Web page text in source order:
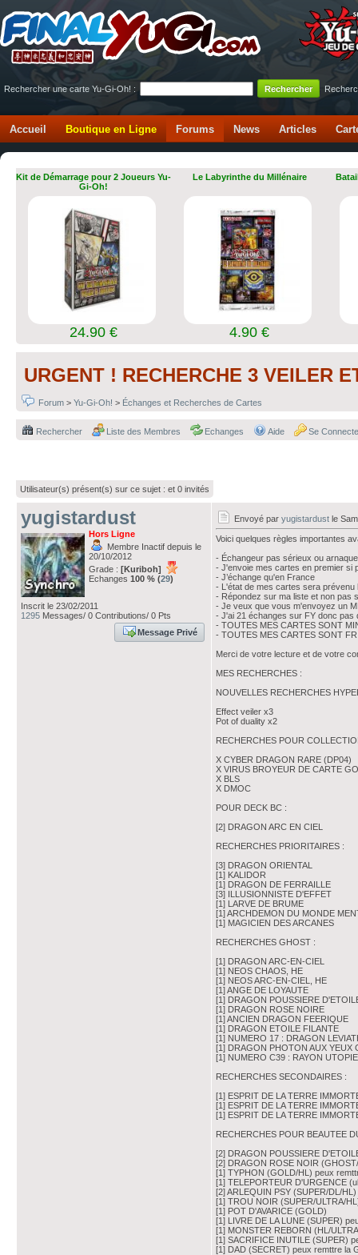
Rechercher une carte Yu-Gi-Oh! :
Accueil Boutique en Ligne Forums News Articles
Kit de Démarrage pour 2 Joueurs Yu-
Gi-Oh!
24.90 €
Le Labyrinthe du Millénaire
4.90 €
URGENT ! RECHERCHE 3 VEILER
Forum > Yu-Gi-Oh! > Échanges et Recherches de Cartes
Rechercher Liste des Membres Echanges Aide Se
Utilisateur(s) présent(s) sur ce sujet : et 0 invités
yugistardust
Hors Ligne
Membre Inactif depuis le
20/10/2012
Grade : [Kuriboh]
Echanges 100 % (29)
Inscrit le 23/02/2011
1295 Messages/ 0 Contributions/ 0 Pts
Message Privé
Envoyé par yugistardust le
Voici quelques règles importantes
- Échangeur pas sérieux ou
- J'envoie mes cartes en premier si
- J’échange qu'en France
- L'état de mes cartes sera prévenu
- Répondez sur ma liste et non pas
- Je veux que vous m'envoyez un
- J'ai 21 échanges sur FY donc pas
- TOUTES MES CARTES SONT
- TOUTES MES CARTES SONT
Merci de votre lecture et de votre
MES RECHERCHES :
NOUVELLES RECHERCHES
Effect veiler x3
Pot of duality x2
RECHERCHES POUR
X CYBER DRAGON RARE (DP04)
X VIRUS BROYEUR DE CARTE
X BLS
X DMOC
POUR DECK BC :
[2] DRAGON ARC EN CIEL
RECHERCHES PRIORITAIRES :
[3] DRAGON ORIENTAL
[1] KALIDOR
[1] DRAGON DE FERRAILLE
[3] ILLUSIONNISTE D'EFFET
[1] LARVE DE BRUME
[1] ARCHDEMON DU MONDE
[1] MAGICIEN DES ARCANES
RECHERCHES GHOST :
[1] DRAGON ARC-EN-CIEL
[1] NEOS CHAOS, HE
[1] NEOS ARC-EN-CIEL, HE
[1] ANGE DE LOYAUTE
[1] DRAGON POUSSIERE
[1] DRAGON ROSE NOIRE
[1] ANCIEN DRAGON FEERIQUE
[1] DRAGON ETOILE FILANTE
[1] NUMERO 17 : DRAGON
[1] DRAGON PHOTON AUX YEUX
[1] NUMERO C39 : RAYON UTOPIE
RECHERCHES SECONDAIRES :
[1] ESPRIT DE LA TERRE
[1] ESPRIT DE LA TERRE
[1] ESPRIT DE LA TERRE
RECHERCHES POUR BEAUTEE
[2] DRAGON POUSSIERE
[2] DRAGON ROSE NOIR
[1] TYPHON (GOLD/HL) peux
[1] TELEPORTEUR D'URGENCE
[2] ARLEQUIN PSY (SUPER/DL/
[1] TROU NOIR (SUPER/ULTRA/
[1] POT D'AVARICE (GOLD)
[1] LIVRE DE LA LUNE (SUPER)
[1] MONSTER REBORN (HL/
[1] SACRIFICE INUTILE (SUPER)
[1] DAD (SECRET) peux remttre la